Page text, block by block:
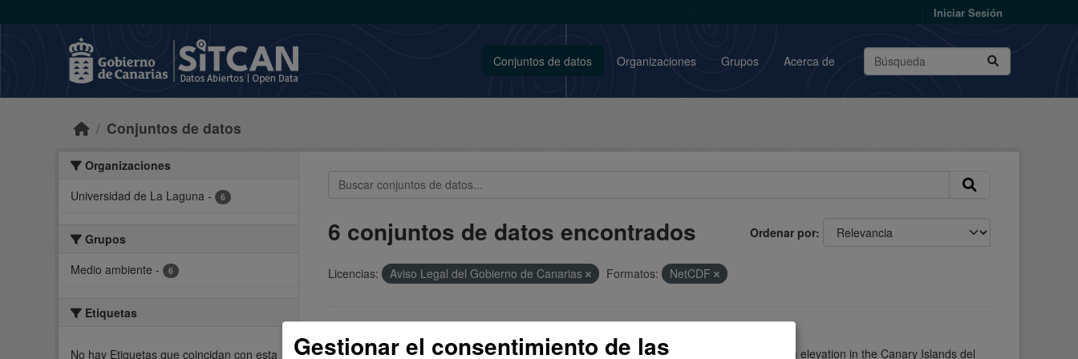
Iniciar Sesión
Conjuntos de datos Organizaciones Grupos Acerca de
Conjuntos de datos
Organizaciones
Universidad de La Laguna - 6
Grupos
Medio ambiente - 6
Etiquetas
No hay Etiquetas que coincidan con esta
Ordenar por
6 conjuntos de datos encontrados
Licencias: Aviso Legal del Gobierno de Canarias Formatos: NetCDF
Resultados asociados a la publicación The uneven impact of climate change on drought with elevation in the Canary Islands del
Gestionar el consentimiento de las